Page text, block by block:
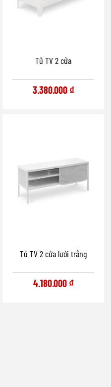
Tủ TV 2 cửa
3.380.000 ₫
Tủ TV 2 cửa lưới trắng
4.180.000 ₫